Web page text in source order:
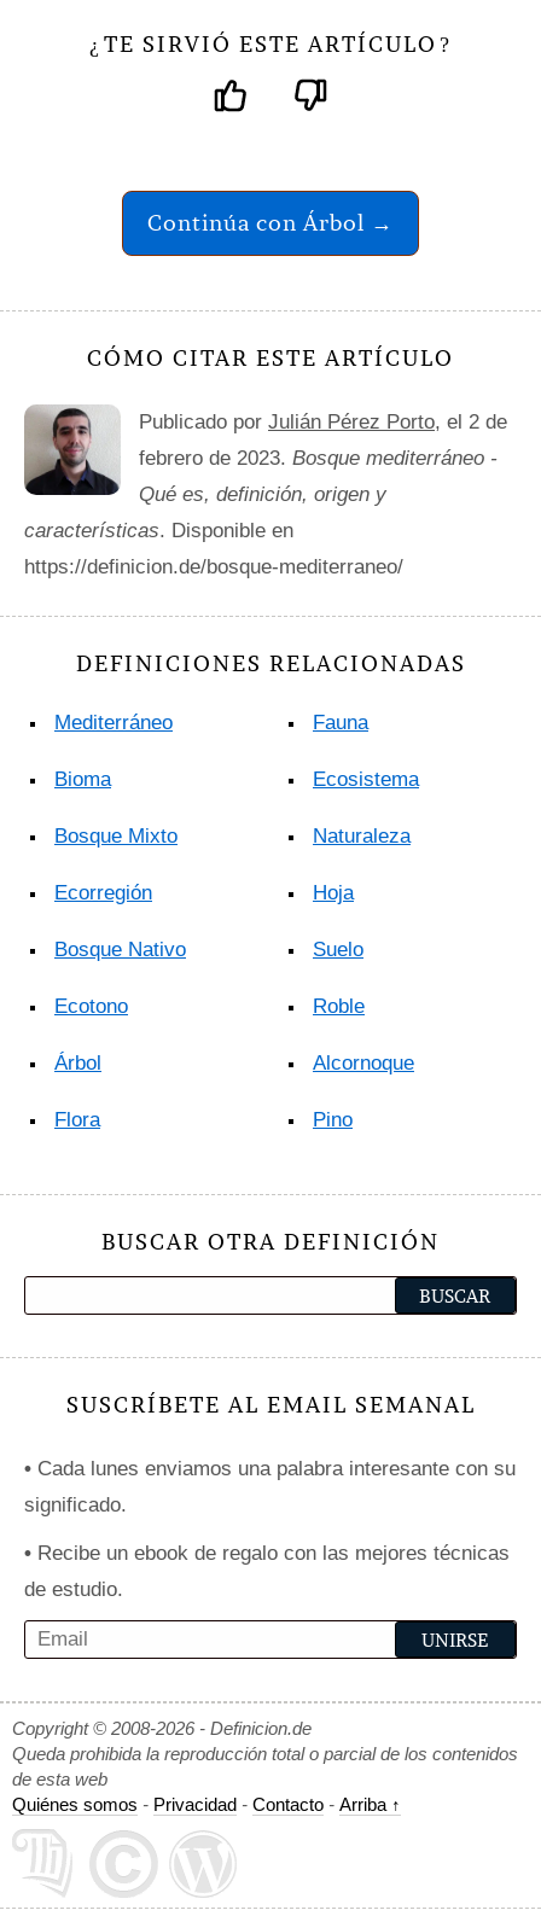
¿ TE SIRVIÓ ESTE ARTÍCULO ?
Continúa con Árbol →
CÓMO CITAR ESTE ARTÍCULO
Publicado por Julián Pérez Porto, el 2 de
febrero de 2023. Bosque mediterráneo -
Qué es, definición, origen y
características. Disponible en
https://definicion.de/bosque-mediterraneo/
DEFINICIONES RELACIONADAS
Mediterráneo
Bioma
Bosque Mixto
Ecorregión
Bosque Nativo
Ecotono
Árbol
Flora
Fauna
Ecosistema
Naturaleza
Hoja
Suelo
Roble
Alcornoque
Pino
BUSCAR OTRA DEFINICIÓN
SUSCRÍBETE AL EMAIL SEMANAL
• Cada lunes enviamos una palabra interesante con su
significado.
• Recibe un ebook de regalo con las mejores técnicas
de estudio.
Copyright © 2008-2026 - Definicion.de
Queda prohibida la reproducción total o parcial de los contenidos
de esta web
Quiénes somos - Privacidad - Contacto - Arriba ↑